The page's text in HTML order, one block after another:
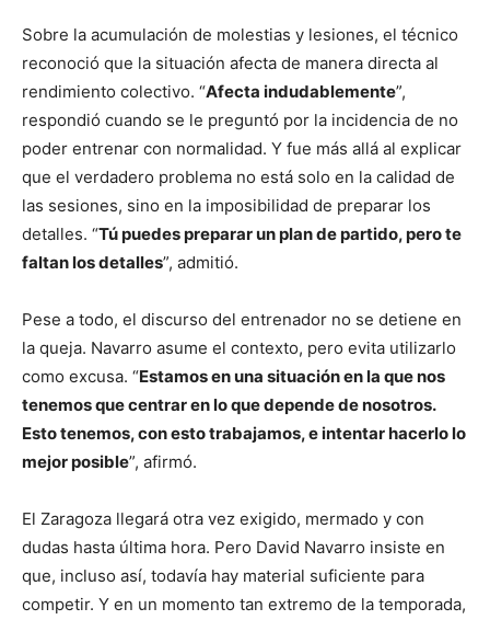
Sobre la acumulación de molestias y lesiones, el técnico
reconoció que la situación afecta de manera directa al
rendimiento colectivo. “Afecta indudablemente”,
respondió cuando se le preguntó por la incidencia de no
poder entrenar con normalidad. Y fue más allá al explicar
que el verdadero problema no está solo en la calidad de
las sesiones, sino en la imposibilidad de preparar los
detalles. “Tú puedes preparar un plan de partido, pero te
faltan los detalles”, admitió.
Pese a todo, el discurso del entrenador no se detiene en
la queja. Navarro asume el contexto, pero evita utilizarlo
como excusa. “Estamos en una situación en la que nos
tenemos que centrar en lo que depende de nosotros.
Esto tenemos, con esto trabajamos, e intentar hacerlo lo
mejor posible”, afirmó.
El Zaragoza llegará otra vez exigido, mermado y con
dudas hasta última hora. Pero David Navarro insiste en
que, incluso así, todavía hay material suficiente para
competir. Y en un momento tan extremo de la temporada,